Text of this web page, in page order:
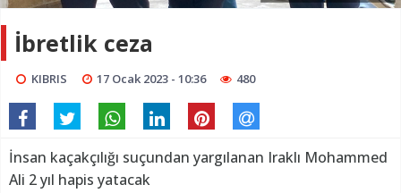
İbretlik ceza
KIBRIS 17 Ocak 2023 - 10:36 480
İnsan kaçakçılığı suçundan yargılanan Iraklı Mohammed
Ali 2 yıl hapis yatacak